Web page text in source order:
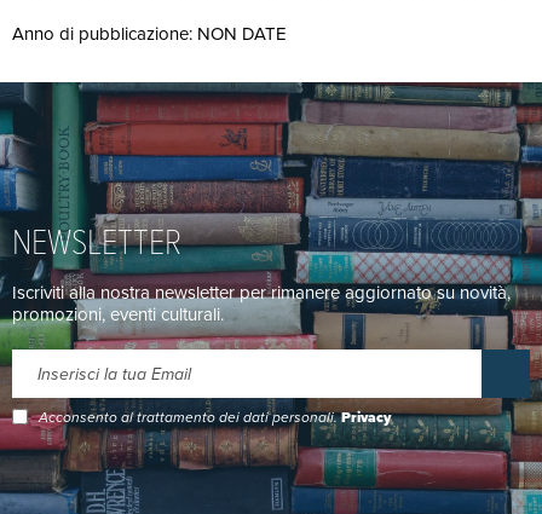
Anno di pubblicazione: NON DATE
NEWSLETTER
Iscriviti alla nostra newsletter per rimanere aggiornato su novità,
promozioni, eventi culturali.
Acconsento al trattamento dei dati personali.Privacy